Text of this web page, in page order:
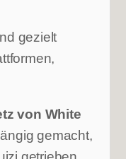
gezielt
von White
gemacht,